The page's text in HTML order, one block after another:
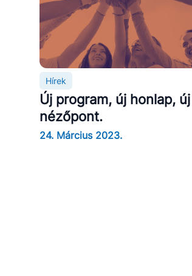
Hírek
Új program, új honlap, új
nézőpont.
24. Március 2023.